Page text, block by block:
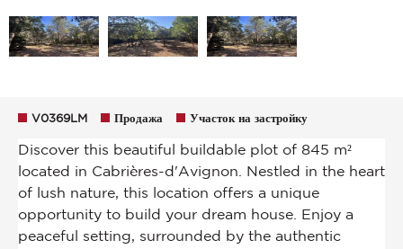
V0369LM Продажа Участок на застройку